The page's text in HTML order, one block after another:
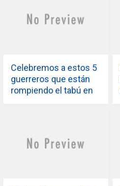
Celebremos a estos 5
guerreros que están
rompiendo el tabú en